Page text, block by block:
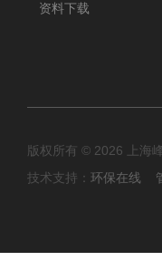
资料下载
版权所有 © 2026 上海
技术支持： 环保在线